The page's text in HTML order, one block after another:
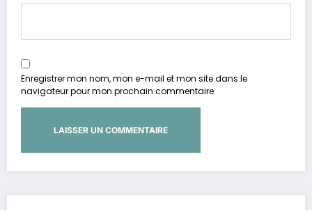
Enregistrer mon nom, mon e-mail et mon site dans le
navigateur pour mon prochain commentaire.